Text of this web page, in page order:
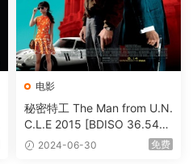
电影
秘密特工 The Man from U.N.
C.L.E 2015 [BDISO 36.54G
B] 2024-06-30 免费